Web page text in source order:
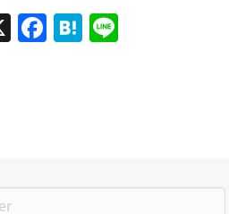
X Facebook
Hatena